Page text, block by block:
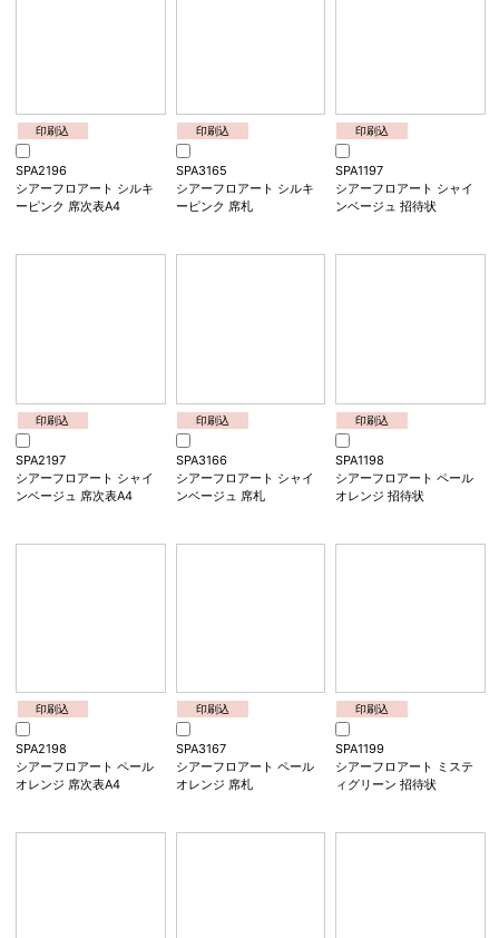
印刷込
SPA2195
ディアハーツ ブルージュ
席次表A4
印刷込
SPA3164
ディアハーツ ブルージュ
席札
印刷込
SPA1196
シアーフロアート シルキ
ーピンク 招待状
印刷込
SPA2196
シアーフロアート シルキ
ーピンク 席次表A4
印刷込
SPA3165
シアーフロアート シルキ
ーピンク 席札
印刷込
SPA1197
シアーフロアート シャイ
ンベージュ 招待状
印刷込
SPA2197
シアーフロアート シャイ
ンベージュ 席次表A4
印刷込
SPA3166
シアーフロアート シャイ
ンベージュ 席札
印刷込
SPA1198
シアーフロアート ペール
オレンジ 招待状